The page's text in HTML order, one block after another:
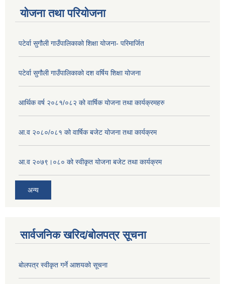
योजना तथा परियोजना
पटेर्वा सुगौली गाउँपालिकाको शिक्षा योजना- परिमार्जित
पटेर्वा सुगौली गाउँपालिकाको दश वर्षिय शिक्षा योजना
आर्थिक वर्ष २०८१/०८२ को वार्षिक योजना तथा कार्यक्रमहरु
आ.व २०८०/०८१ को वार्षिक बजेट योजना तथा कार्यक्रम
आ.व २०७९।०८० को स्वीकृत योजना बजेट तथा कार्यक्रम
अन्य
सार्वजनिक खरिद/बोलपत्र सूचना
बोलपत्र स्वीकृत गर्ने आशयको सूचना